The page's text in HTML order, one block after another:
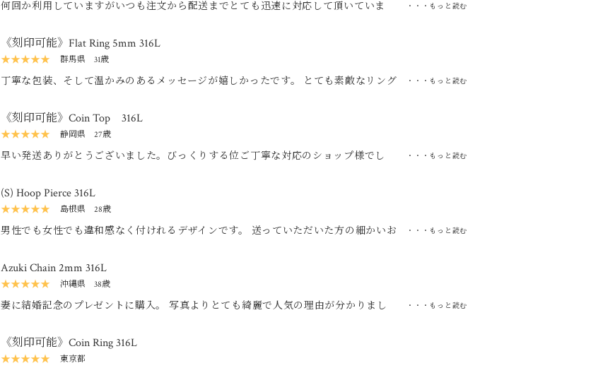
何回か利用していますがいつも注文から配送までとても迅速に対応して頂いていま
・・・もっと読む
《刻印可能》Flat Ring 5mm 316L
★★★★★ 群馬県 31歳
丁寧な包装、そして温かみのあるメッセージが嬉しかったです。 とても素敵なリング
です。
・・・もっと読む
《刻印可能》Coin Top 316L
★★★★★ 静岡県 27歳
早い発送ありがとうございました。びっくりする位ご丁寧な対応のショップ様でし
・・・もっと読む
(S) Hoop Pierce 316L
★★★★★ 島根県 28歳
男性でも女性でも違和感なく付けれるデザインです。 送っていただいた方の細かいお
・・・もっと読む
Azuki Chain 2mm 316L
★★★★★ 沖縄県 38歳
妻に結婚記念のプレゼントに購入。 写真よりとても綺麗で人気の理由が分かりまし
・・・もっと読む
《刻印可能》Coin Ring 316L
★★★★★ 東京都